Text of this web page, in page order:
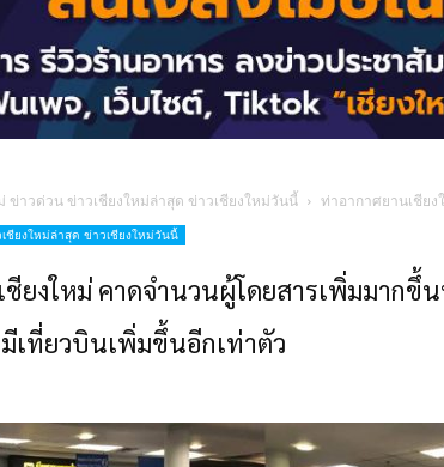
ข่าวด่วน ข่าวเชียงใหม่ล่าสุด ข่าวเชียงใหม่วันนี้ ท่าอากาศยานเชียง
ชียงใหม่ล่าสุด ข่าวเชียงใหม่วันนี้
ชียงใหม่ คาดจำนวนผู้โดยสารเพิ่มมากขึ้
มีเที่ยวบินเพิ่มขึ้นอีกเท่าตัว